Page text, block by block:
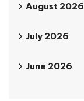
August 2026
July 2026
June 2026